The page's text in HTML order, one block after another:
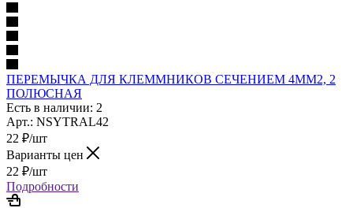
ПЕРЕМЫЧКА ДЛЯ КЛЕММНИКОВ СЕЧЕНИЕМ 4ММ2, 2
ПОЛЮСНАЯ
Есть в наличии: 2
Арт.: NSYTRAL42
22 ₽/шт
Варианты цен
22 ₽/шт
Подробности